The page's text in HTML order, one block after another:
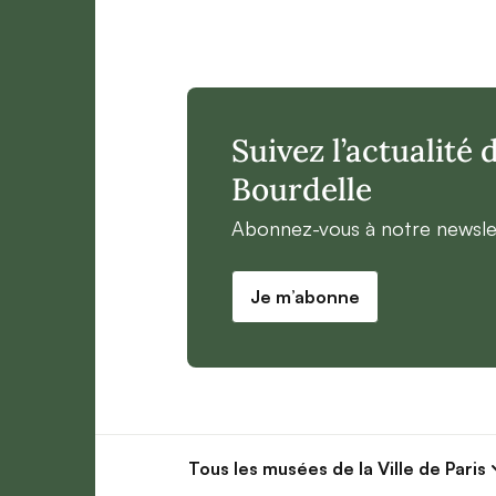
Suivez l’actualité
Bourdelle
Abonnez-vous à notre
Je m’abonne
Tous les musées de la Ville de Paris